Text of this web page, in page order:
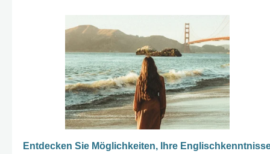
Entdecken Sie Möglichkeiten, Ihre